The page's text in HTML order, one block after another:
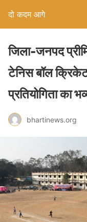
दो कदम आगे
जिला-जनपद
टेनिस बॉल क्रिकेट
प्रतियोगिता का
bhartinews.org